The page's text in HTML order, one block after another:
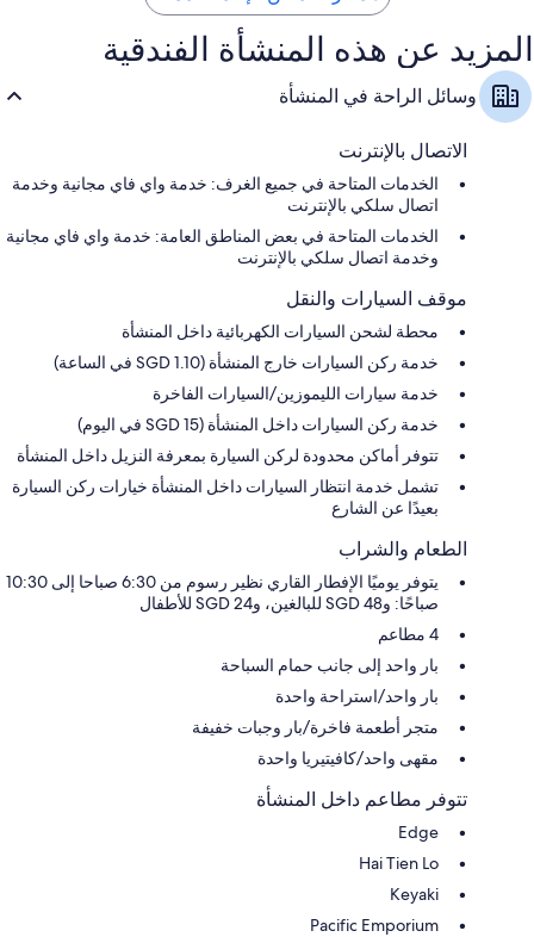
المزيد عن هذه المنشأة الفندقية
وسائل الراحة في المنشأة
الاتصال بالإنترنت
الخدمات المتاحة في جميع الغرف: خدمة واي فاي مجانية وخدمة
اتصال سلكي بالإنترنت
الخدمات المتاحة في بعض المناطق العامة: خدمة واي فاي مجانية
وخدمة اتصال سلكي بالإنترنت
موقف السيارات والنقل
محطة لشحن السيارات الكهربائية داخل المنشأة
خدمة ركن السيارات خارج المنشأة (SGD 1.10 في الساعة)
خدمة سيارات الليموزين/السيارات الفاخرة
خدمة ركن السيارات داخل المنشأة (SGD 15 في اليوم)
تتوفر أماكن محدودة لركن السيارة بمعرفة النزيل داخل المنشأة
تشمل خدمة انتظار السيارات داخل المنشأة خيارات ركن السيارة
بعيدًا عن الشارع
الطعام والشراب
يتوفر يوميًا الإفطار القاري نظير رسوم من 6:30 صباحا إلى 10:30
صباحًا: و48 SGD للبالغين، و24 SGD للأطفال
4 مطاعم
بار واحد إلى جانب حمام السباحة
بار واحد/استراحة واحدة
متجر أطعمة فاخرة/بار وجبات خفيفة
مقهى واحد/كافيتيريا واحدة
تتوفر مطاعم داخل المنشأة
Edge
Hai Tien Lo
Keyaki
Pacific Emporium